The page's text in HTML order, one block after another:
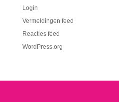
Login
Vermeldingen feed
Reacties feed
WordPress.org